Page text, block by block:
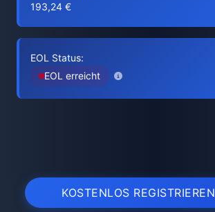
193,24 €
EOL Status:
EOL erreicht
KOSTENLOS REGISTRIEREN